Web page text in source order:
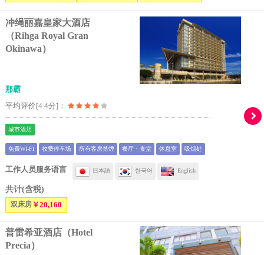
冲绳丽嘉皇家大酒店
（Rihga Royal Gran
Okinawa）
那霸
平均评价[4.4分]：
城市酒店
免費WI-FI 收费停车场 所有客房禁煙 餐厅・食堂 休息室 吸烟处
工作人员服务语言 日本語 한국어 English
共计(含税)
双床房￥20,160
普雷希亚酒店（Hotel
Precia）